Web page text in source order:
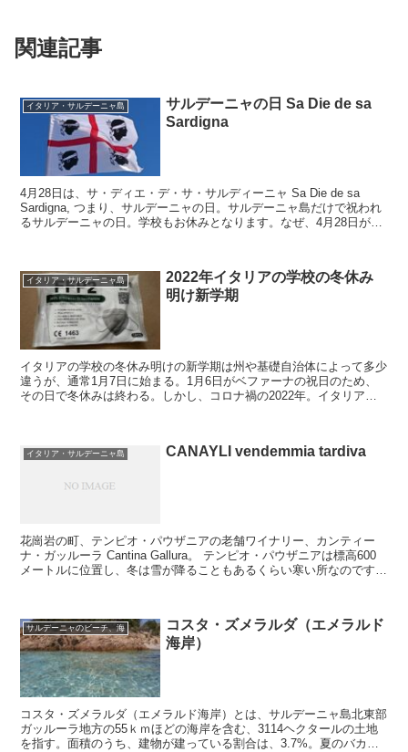
関連記事
イタリア・サルデーニャ島
サルデーニャの日 Sa Die de sa
Sardigna
4月28日は、サ・ディエ・デ・サ・サルディーニャ Sa Die de sa
Sardigna, つまり、サルデーニャの日。サルデーニャ島だけで祝われ
るサルデーニャの日。学校もお休みとなります。なぜ、4月28日がサ
イタリア・サルデーニャ島
2022年イタリアの学校の冬休み
明け新学期
イタリアの学校の冬休み明けの新学期は州や基礎自治体によって多少
違うが、通常1月7日に始まる。1月6日がベファーナの祝日のため、
その日で冬休みは終わる。しかし、コロナ禍の2022年。イタリアで
イタリア・サルデーニャ島 CANAYLI vendemmia tardiva
花崗岩の町、テンピオ・パウザニアの老舗ワイナリー、カンティー
ナ・ガッルーラ Cantina Gallura。 テンピオ・パウザニアは標高600
メートルに位置し、冬は雪が降ることもあるくらい寒い所なのです
サルデーニャのビーチ、海
コスタ・ズメラルダ（エメラルド
海岸）
コスタ・ズメラルダ（エメラルド海岸）とは、サルデーニャ島北東部
ガッルーラ地方の55ｋｍほどの海岸を含む、3114ヘクタールの土地
を指す。面積のうち、建物が建っている割合は、3.7%。夏のバカン